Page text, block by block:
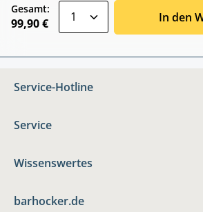
Gesamt:
99,90 € In den
Service-Hotline
Service
Wissenswertes
barhocker.de